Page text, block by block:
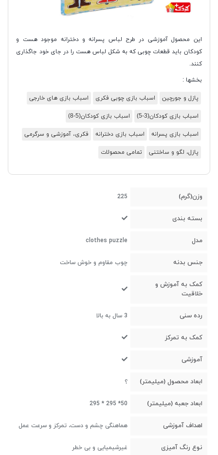
این محصول آموزشی در طرح لباس پسرانه و دخترانه موجود هست و
کودکان باید قطعات چوبی که به شکل لباس هست را در جای خود جاگذاری
کنند.
بخشها :
پازل و جورچین اسباب بازی چوبی فکری اسباب بازی های خارجی
اسباب بازی کودکان(3-5) اسباب بازی کودکان(5-8)
اسباب بازی پسرانه اسباب بازی دخترانه فکری، آموزشی و سرگرمی
پازل، لگو و ساختنی تمامی محصولات
وزن(گرم) 225
بسته بندی
مدل clothes puzzle
جنس بدنه چوب مقاوم و خوش ساخت
کمک به آموزش و
خلاقیت
رده سنی 3 سال به بالا
کمک به تمرکز
آموزشی
ابعاد محصول (میلیمتر) ؟
ابعاد جعبه (میلیمتر) 50* 295 * 295
اهداف آموزشی هماهنگی چشم و دست، تمرکز و سرعت عمل
نوع رنگ آمیزی غیرشیمیایی و بی خطر